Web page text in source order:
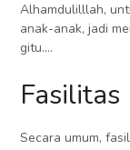
Alhamdulilllah,
anak-anak, jadi
gitu….
Secara umum,